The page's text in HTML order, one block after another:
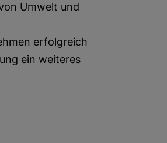
Umwelt und
erfolgreich
ein weiteres